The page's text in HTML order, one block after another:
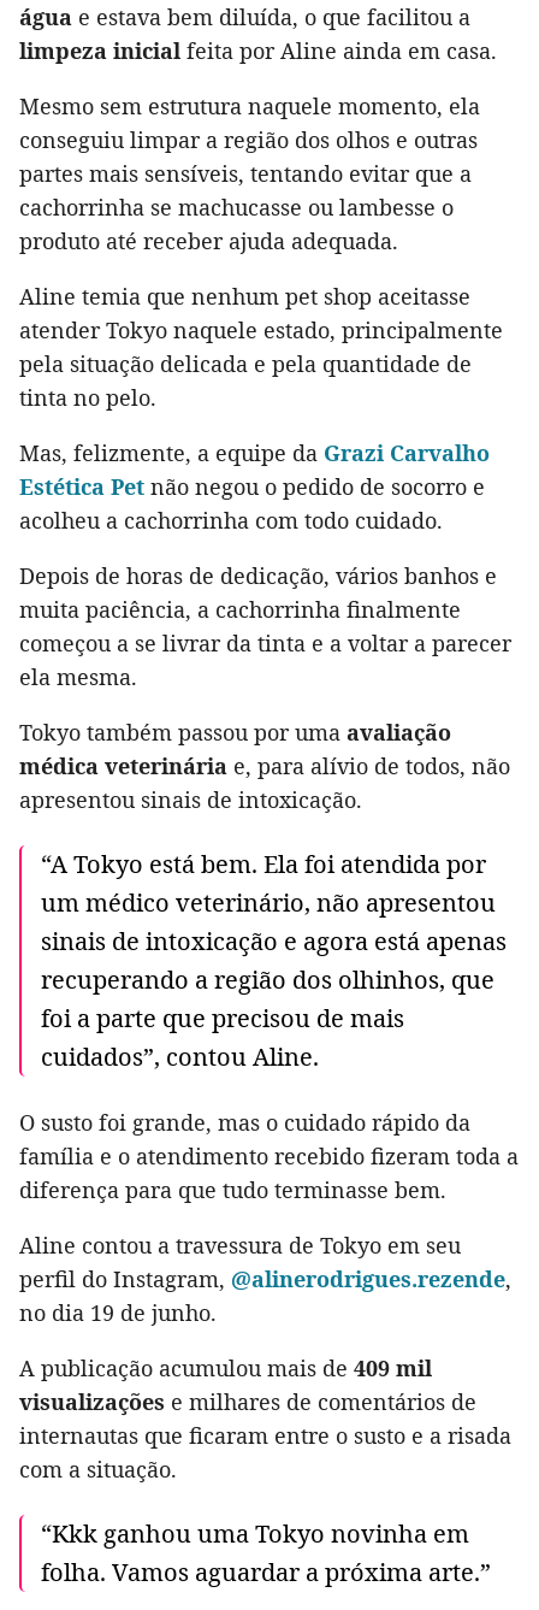
água e estava bem diluída, o que facilitou a
limpeza inicial feita por Aline ainda em casa.
Mesmo sem estrutura naquele momento, ela
conseguiu limpar a região dos olhos e outras
partes mais sensíveis, tentando evitar que a
cachorrinha se machucasse ou lambesse o
produto até receber ajuda adequada.
Aline temia que nenhum pet shop aceitasse
atender Tokyo naquele estado, principalmente
pela situação delicada e pela quantidade de
tinta no pelo.
Mas, felizmente, a equipe da Grazi Carvalho
Estética Pet não negou o pedido de socorro e
acolheu a cachorrinha com todo cuidado.
Depois de horas de dedicação, vários banhos e
muita paciência, a cachorrinha finalmente
começou a se livrar da tinta e a voltar a parecer
ela mesma.
Tokyo também passou por uma avaliação
médica veterinária e, para alívio de todos, não
apresentou sinais de intoxicação.
“A Tokyo está bem. Ela foi atendida por
um médico veterinário, não apresentou
sinais de intoxicação e agora está apenas
recuperando a região dos olhinhos, que
foi a parte que precisou de mais
cuidados”, contou Aline.
O susto foi grande, mas o cuidado rápido da
família e o atendimento recebido fizeram toda a
diferença para que tudo terminasse bem.
Aline contou a travessura de Tokyo em seu
perfil do Instagram, @alinerodrigues.rezende,
no dia 19 de junho.
A publicação acumulou mais de 409 mil
visualizações e milhares de comentários de
internautas que ficaram entre o susto e a risada
com a situação.
“Kkk ganhou uma Tokyo novinha em
folha. Vamos aguardar a próxima arte.”